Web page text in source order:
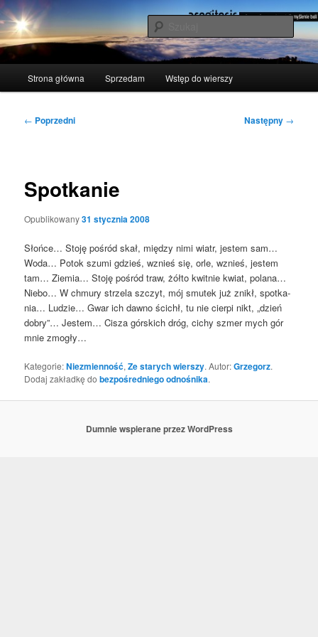
Przeskocz
do
tekstu
acogitosis
polscy naukowcy udowodnili: myślenie boli
Strona główna Sprzedam Wstęp do wierszy
Nawigacja
← Poprzedni Następny →
Spotkanie
Opublikowany31 stycznia 2008
Słoń­ce… Sto­ję pośród skał, mię­dzy nimi wiatr, jestem sam…
Woda… Potok szu­mi gdzieś, wznieś się, orle, wznieś, jestem
tam… Zie­mia… Sto­ję pośród traw, żół­to kwit­nie kwiat, pola­na…
Nie­bo… W chmu­ry strze­la szczyt, mój smu­tek już znikł, spo­tka­
nia… Ludzie… Gwar ich daw­no ścichł, tu nie cier­pi nikt, „dzień
dobry”… Jestem… Cisza gór­skich dróg, cichy szmer mych gór
mnie zmogły…
Kategorie:Niezmienność,Ze starych wierszy. Autor:Grzegorz.
Dodaj zakładkę dobezpośredniego odnośnika.
Dumnie wspierane przez WordPress